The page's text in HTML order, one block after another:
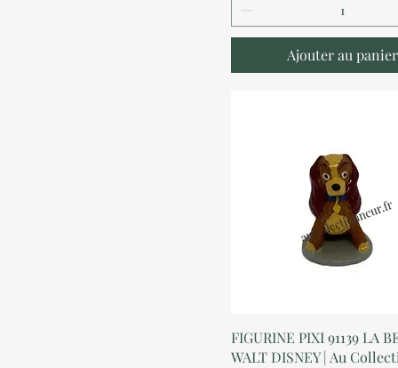
Ajouter au panier
Aperçu rapide
FIGURINE PIXI 91139 LA
WALT DISNEY | Au